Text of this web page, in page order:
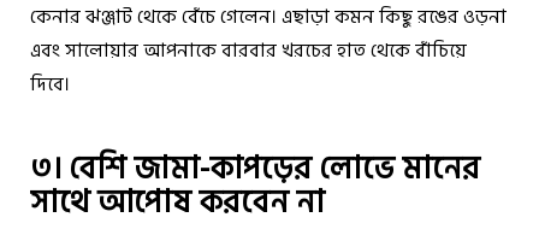
কেনার ঝঞ্জাট থেকে বেঁচে গেলেন। এছাড়া কমন কিছু রঙের ওড়না
এবং সালোয়ার আপনাকে বারবার খরচের হাত থেকে বাঁচিয়ে
দিবে।
৩। বেশি জামা-কাপড়ের লোভে মানের
সাথে আপোষ করবেন না